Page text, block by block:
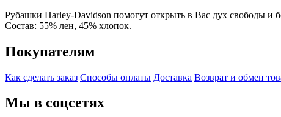
Рубашки Harley-Davidson помогут открыть в Вас дух свободы и
Состав: 55% лен, 45% хлопок.
Покупателям
Как сделать заказ Способы оплаты Доставка Возврат и обмен
Мы в соцсетях